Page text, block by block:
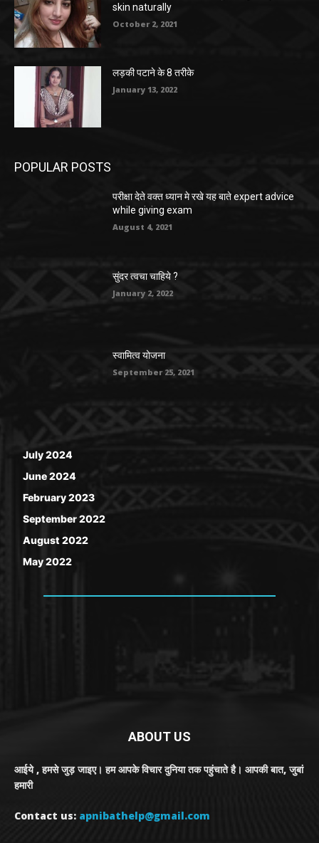
skin naturally
October 2, 2021
लड़की पटाने के 8 तरीके
January 13, 2022
POPULAR POSTS
परीक्षा देते वक्त ध्यान मे रखे यह बाते expert advice
while giving exam
August 4, 2021
सुंदर त्वचा चाहिये ?
January 2, 2022
स्वामित्व योजना
September 25, 2021
July 2024
June 2024
February 2023
September 2022
August 2022
May 2022
ABOUT US
आईये , हमसे जुड़ जाइए। हम आपके विचार दुनिया तक पहुंचाते है। आपकी बात, जुबां
हमारी
Contact us: apnibathelp@gmail.com